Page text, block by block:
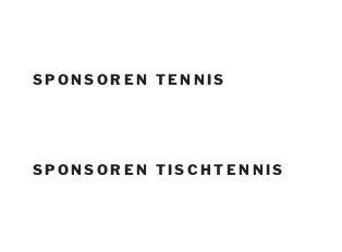
SPONSOREN TENNIS
SPONSOREN TISCHTENNIS